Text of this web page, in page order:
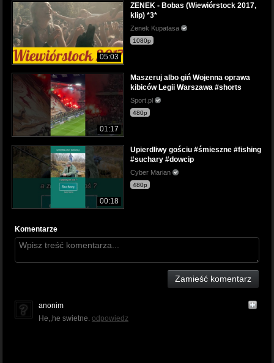
05:03
ZENEK - Bobas (Wiewiórstock 2017,
klip) *3*
Zenek Kupatasa
1080p
01:17
Maszeruj albo giń Wojenna oprawa
kibiców Legii Warszawa #shorts
Sport.pl
480p
00:18
Upierdliwy gościu #śmieszne #fishing
#suchary #dowcip
Cyber Marian
480p
Komentarze
Zamieść komentarz
anonim
He,,he swietne. odpowiedz